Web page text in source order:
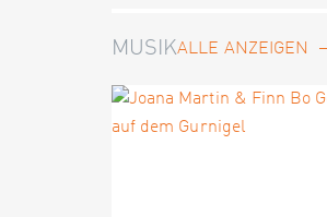
MUSIKALLE ANZEIGEN